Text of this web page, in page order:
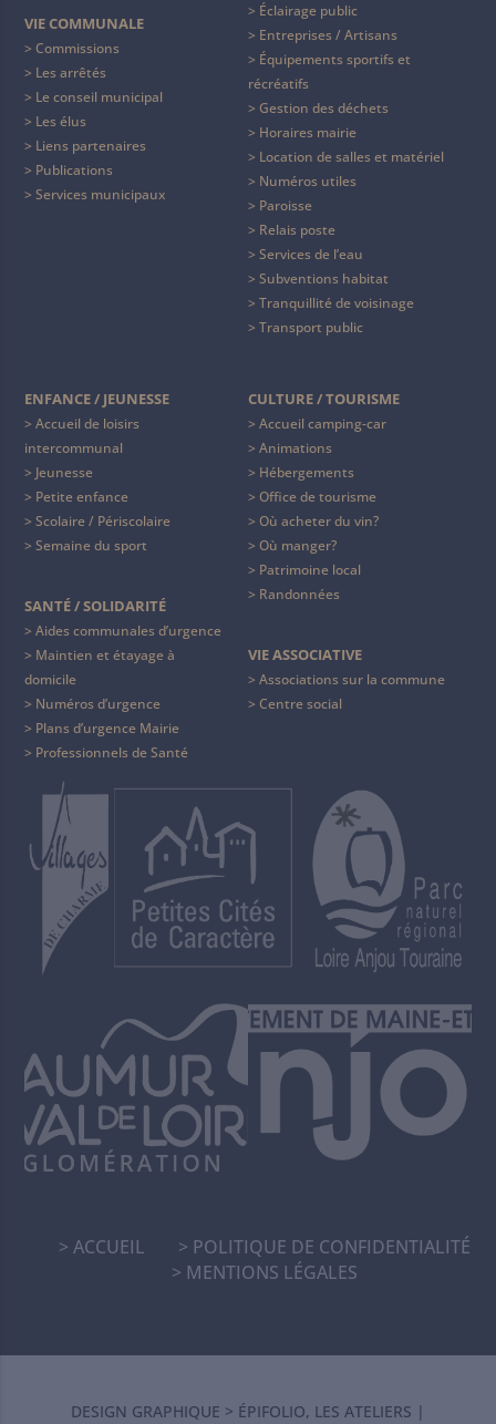
VIE COMMUNALE
Commissions
Les arrêtés
Le conseil municipal
Les élus
Liens partenaires
Publications
Services municipaux
Éclairage public
Entreprises / Artisans
Équipements sportifs et
récréatifs
Gestion des déchets
Horaires mairie
Location de salles et matériel
Numéros utiles
Paroisse
Relais poste
Services de l’eau
Subventions habitat
Tranquillité de voisinage
Transport public
ENFANCE / JEUNESSE
Accueil de loisirs
intercommunal
Jeunesse
Petite enfance
Scolaire / Périscolaire
Semaine du sport
SANTÉ / SOLIDARITÉ
Aides communales d’urgence
Maintien et étayage à
domicile
Numéros d’urgence
Plans d’urgence Mairie
Professionnels de Santé
CULTURE / TOURISME
Accueil camping-car
Animations
Hébergements
Office de tourisme
Où acheter du vin?
Où manger?
Patrimoine local
Randonnées
VIE ASSOCIATIVE
Associations sur la commune
Centre social
ACCUEIL
POLITIQUE DE CONFIDENTIALITÉ
MENTIONS LÉGALES
DESIGN GRAPHIQUE > ÉPIFOLIO, LES ATELIERS |